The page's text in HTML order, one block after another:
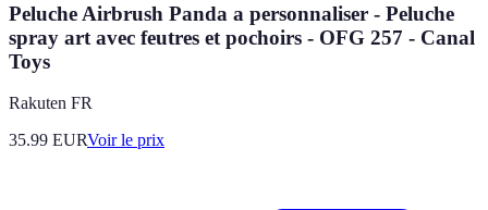
Peluche Airbrush Panda a personnaliser - Peluche
spray art avec feutres et pochoirs - OFG 257 - Canal
Toys
Rakuten FR
35.99 EURVoir le prix